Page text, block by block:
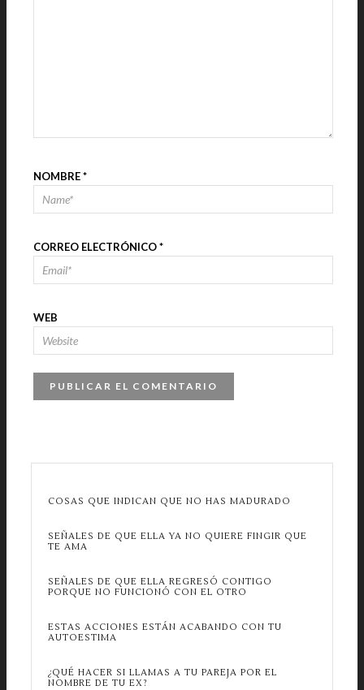
NOMBRE*
CORREO ELECTRÓNICO*
WEB
COSAS QUE INDICAN QUE NO HAS MADURADO
SEÑALES DE QUE ELLA YA NO QUIERE FINGIR QUE
TE AMA
SEÑALES DE QUE ELLA REGRESÓ CONTIGO
PORQUE NO FUNCIONÓ CON EL OTRO
ESTAS ACCIONES ESTÁN ACABANDO CON TU
AUTOESTIMA
¿QUÉ HACER SI LLAMAS A TU PAREJA POR EL
NOMBRE DE TU EX?